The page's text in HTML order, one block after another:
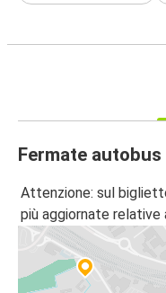
Fermate autobus
Attenzione: sul
più aggiornate relative